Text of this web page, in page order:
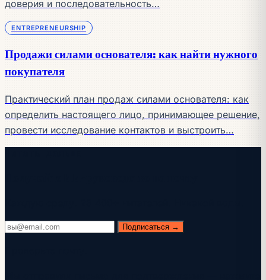
доверия и последовательность…
ENTREPRENEURSHIP
Продажи силами основателя: как найти нужного
покупателя
Практический план продаж силами основателя: как
определить настоящего лицо, принимающее решение,
провести исследование контактов и выстроить…
Подписаться →